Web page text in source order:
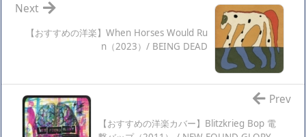
【おすすめの洋楽】When Horses Would Ru
n（2023）/ BEING DEAD
Next
【おすすめの洋楽カバー】Blitzkrieg Bop 電
Prev